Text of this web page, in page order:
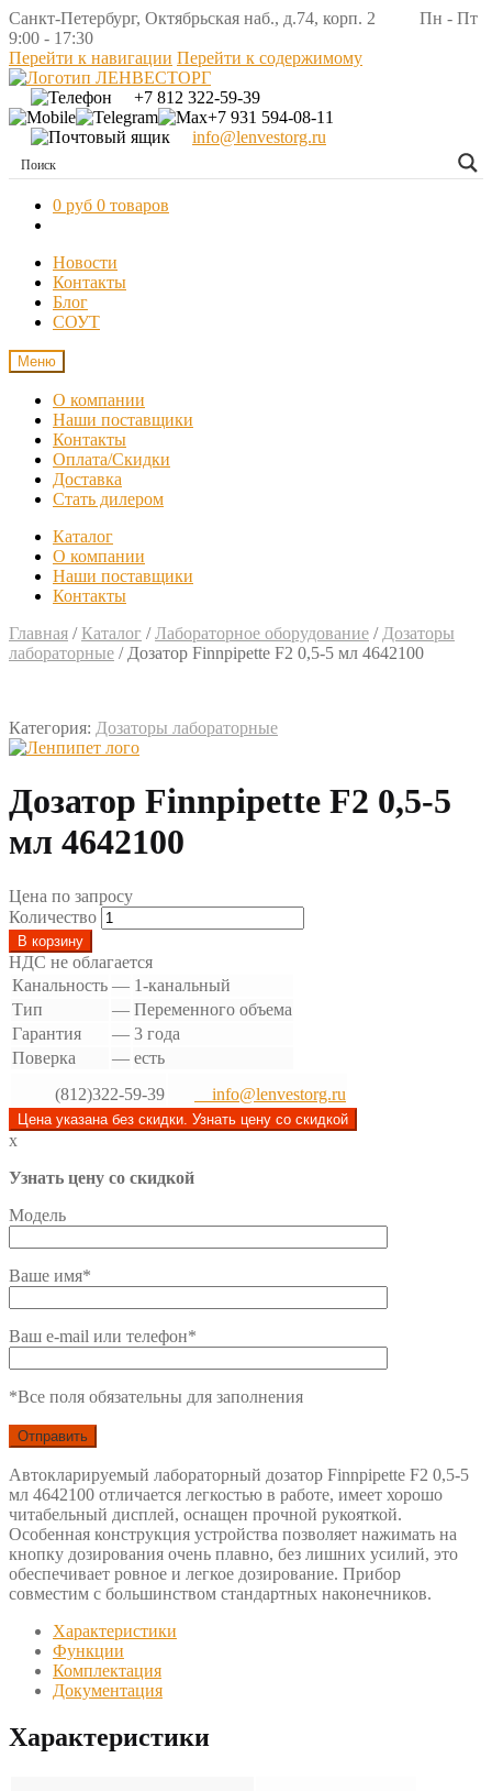
Санкт-Петербург, Октябрьская наб., д.74, корп. 2 Пн - Пт
9:00 - 17:30
Перейти к навигации Перейти к содержимому
+7 812 322-59-39
+7 931 594-08-11
info@lenvestorg.ru
0 руб 0 товаров
Новости
Контакты
Блог
СОУТ
Меню
О компании
Наши поставщики
Контакты
Оплата/Скидки
Доставка
Стать дилером
Каталог
О компании
Наши поставщики
Контакты
Главная / Каталог /Лабораторное оборудование / Дозаторы
лабораторные / Дозатор Finnpipette F2 0,5-5 мл 4642100
Категория: Дозаторы лабораторные
Дозатор Finnpipette F2 0,5-5
мл 4642100
Цена по запросу
Количество
В корзину
НДС не облагается
Канальность — 1-канальный
Тип
— Переменного объема
Гарантия
— 3 года
Поверка
— есть
(812)322-59-39
info@lenvestorg.ru
Цена указана без скидки. Узнать цену со скидкой
x
Узнать цену со скидкой
Модель
Ваше имя*
Ваш e-mail или телефон*
*Все поля обязательны для заполнения
Автокларируемый лабораторный дозатор Finnpipette F2 0,5-5
мл 4642100 отличается легкостью в работе, имеет хорошо
читабельный дисплей, оснащен прочной рукояткой.
Особенная конструкция устройства позволяет нажимать на
кнопку дозирования очень плавно, без лишних усилий, это
обеспечивает ровное и легкое дозирование. Прибор
совместим с большинством стандартных наконечников.
Характеристики
Функции
Комплектация
Документация
Характеристики